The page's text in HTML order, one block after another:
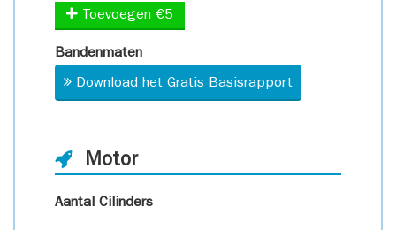
Toevoegen €5
Bandenmaten
Download het Gratis Basisrapport
Motor
Aantal Cilinders